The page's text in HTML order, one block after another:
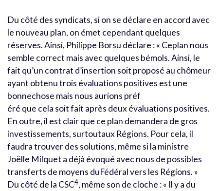
Du côté des syndicats, si on se déclare en accord avec
le nouveau plan, on émet cependant quelques
réserves. Ainsi, Philippe Borsu déclare : « Ceplan nous
semble correct mais avec quelques bémols. Ainsi, le
fait qu’un contrat d’insertion soit proposé au chômeur
ayant obtenu trois évaluations positives est une
bonnechose mais nous aurions préf
éré que cela soit fait après deux évaluations positives.
En outre, il est clair que ce plan demandera de gros
investissements, surtoutaux Régions. Pour cela, il
faudra trouver des solutions, même si la ministre
Joëlle Milquet a déjà évoqué avec nous de possibles
transferts de moyens duFédéral vers les Régions. »
Du côté de la CSC4, même son de cloche : « Il y a du